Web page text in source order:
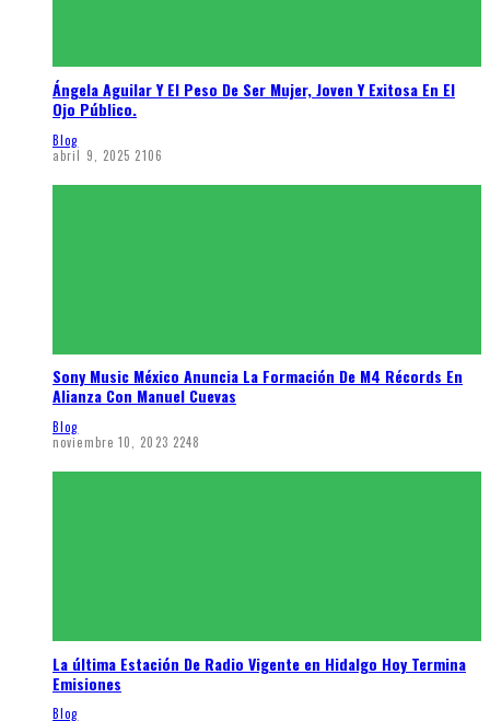
Ángela Aguilar Y El Peso De Ser Mujer, Joven Y Exitosa En El
Ojo Público.
Blog
abril 9, 2025 2106
Sony Music México Anuncia La Formación De M4 Récords En
Alianza Con Manuel Cuevas
Blog
noviembre 10, 2023 2248
La última Estación De Radio Vigente en Hidalgo Hoy Termina
Emisiones
Blog